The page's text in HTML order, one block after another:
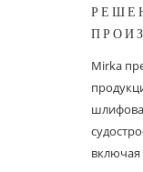
Mirka
включая